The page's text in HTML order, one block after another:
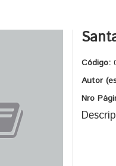
Código:
Autor
Nro